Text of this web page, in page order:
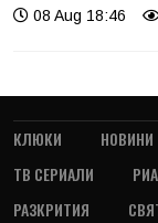
08 Aug 18:46
КЛЮКИ НОВИНИ
ТВ СЕРИАЛИ
РАЗКРИТИЯ